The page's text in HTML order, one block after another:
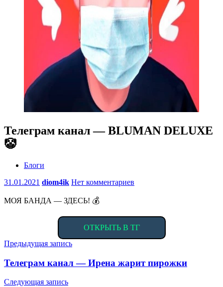
Телеграм канал — BLUMAN DELUXE
🤡
Блоги
31.01.2021 diom4ik Нет комментариев
МОЯ БАНДА — ЗДЕСЬ! 💰
ОТКРЫТЬ В ТГ
Навигация
по
записям
Предыдущая запись
Телеграм канал — Ирена жарит пирожки
Следующая запись